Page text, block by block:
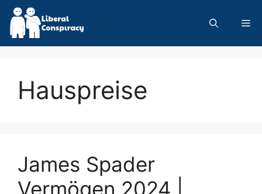
Skip
content
Hauspreise
James Spader
Vermögen 2024 |